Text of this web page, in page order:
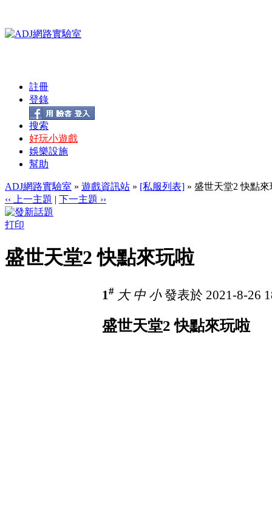
註冊
登錄
搜索
好玩小遊戲
娛樂設施
幫助
ADJ網路實驗室 » 遊戲資訊站 » [私服列表] » 盛世天堂2 快點來
‹‹ 上一主題 | 下一主題 ››
打印
盛世天堂2 快點來玩啦
1# 大 中 小發表於 2021-8-26
盛世天堂2 快點來玩啦